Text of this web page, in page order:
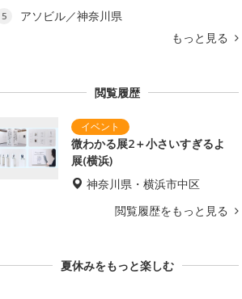
5
アソビル／神奈川県
もっと見る
閲覧履歴
微わかる展2＋小さいすぎるよ
展(横浜)
神奈川県・横浜市中区
閲覧履歴をもっと見る
夏休みをもっと楽しむ